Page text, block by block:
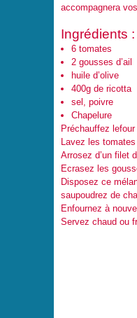
accompagnera
Ingrédients :
6 tomates
2 gousses d’ail
huile d’olive
400g de ricotta
sel, poivre
Chapelure
Préchauffez lefour
Lavez les
Arrosez d’un filet
Ecrasez les
Disposez ce
saupoudrez de
Enfournez à
Servez chaud ou